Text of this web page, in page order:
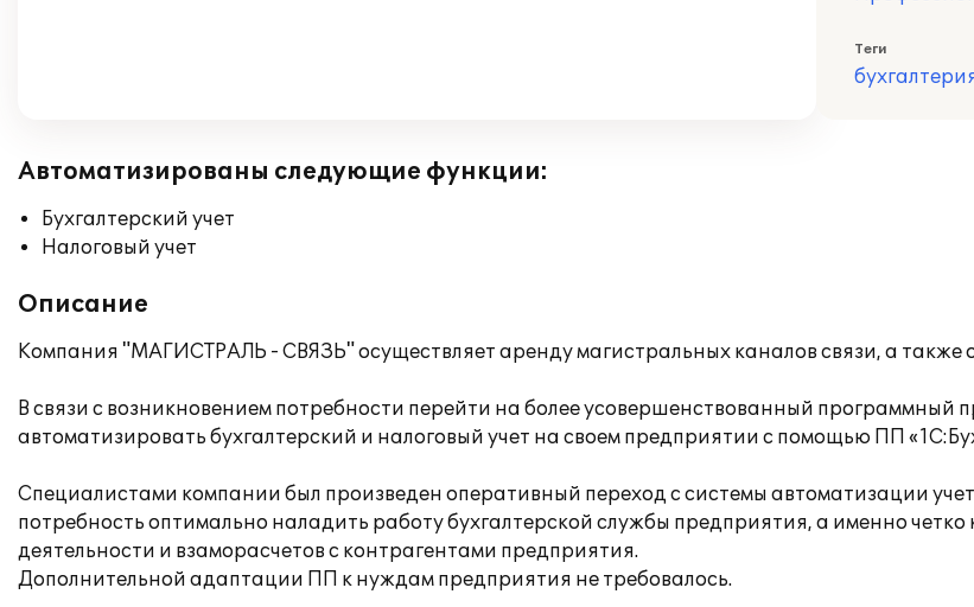
Теги
Автоматизированы следующие функции:
Бухгалтерский учет
Налоговый учет
Описание
Компания "МАГИСТРАЛЬ - СВЯЗЬ" осуществляет аренду магистральных каналов связи, а также
В связи с возникновением потребности перейти на более усовершенствованный программный
автоматизировать бухгалтерский и налоговый учет на своем предприятии с помощью ПП
Специалистами компании был произведен оперативный переход с системы автоматизации
потребность оптимально наладить работу бухгалтерской службы предприятия, а именно
деятельности и взаморасчетов с контрагентами предприятия.
Дополнительной адаптации ПП к нуждам предприятия не требовалось.